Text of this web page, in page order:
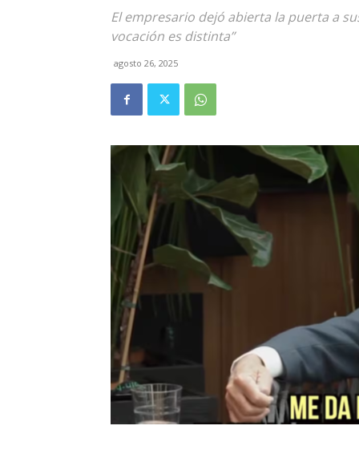
El empresario dejó abierta la puerta a
vocación es distinta”
agosto 26, 2025